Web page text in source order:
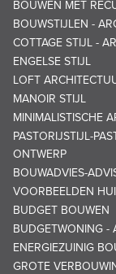
BOUWEN MET
BOUWSTIJLEN -
COTTAGE STIJL -
ENGELSE STIJL
LOFT
MANOIR STIJL
MINIMALISTISCHE
PASTORIJSTIJL-
ONTWERP
BOUWADVIES-
VOORBEELDEN
BUDGET BOUWEN
BUDGETWONING -
ENERGIEZUINIG
GROTE